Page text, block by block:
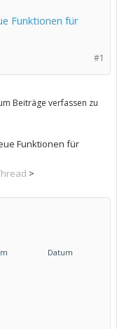
Funktionen für
#1
Beiträge verfassen zu
Funktionen für
>
Datum